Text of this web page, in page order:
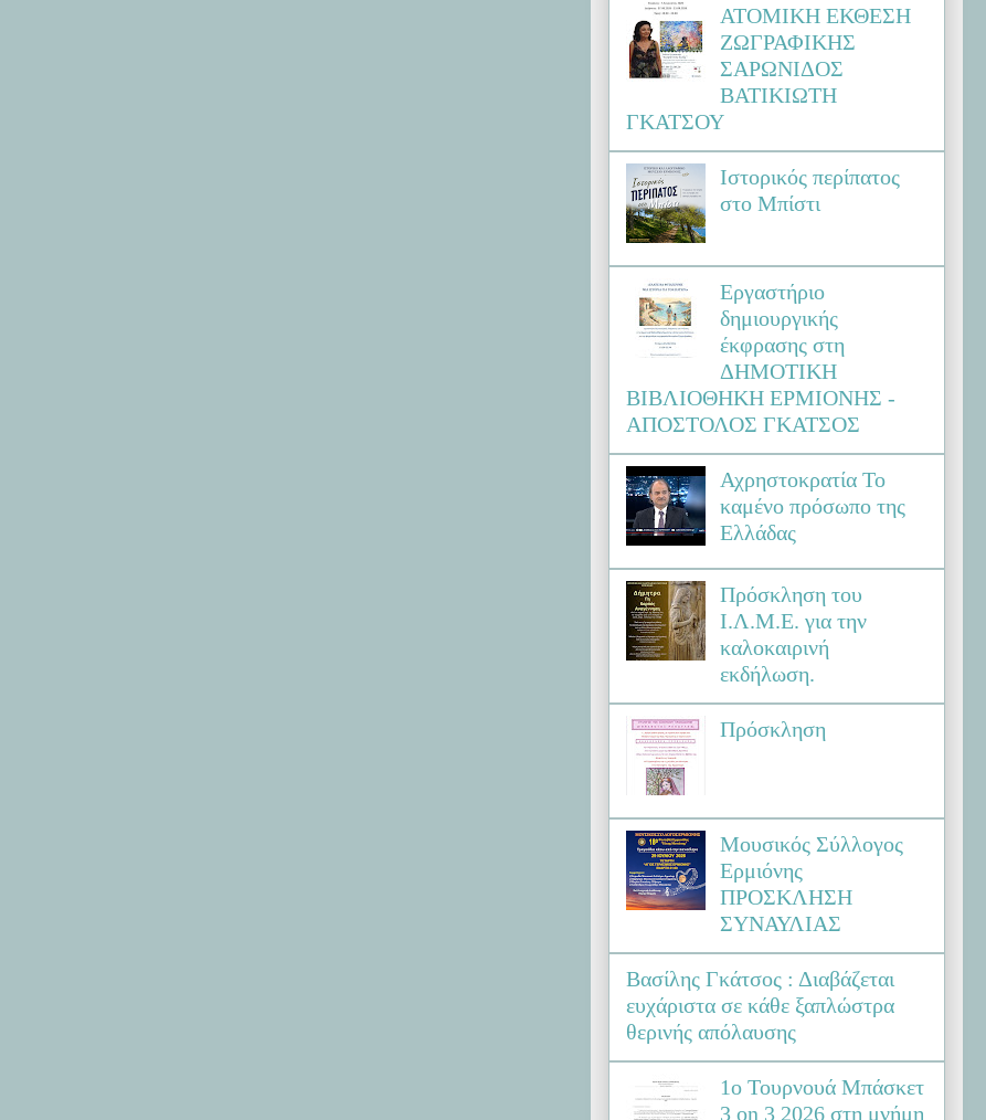
ΑΤΟΜΙΚΗ ΕΚΘΕΣΗ
ΖΩΓΡΑΦΙΚΗΣ
ΣΑΡΩΝΙΔΟΣ
ΒΑΤΙΚΙΩΤΗ
ΓΚΑΤΣΟΥ
Ιστορικός περίπατος
στο Μπίστι
Εργαστήριο
δημιουργικής
έκφρασης στη
ΔΗΜΟΤΙΚΗ
ΒΙΒΛΙΟΘΗΚΗ ΕΡΜΙΟΝΗΣ -
ΑΠΟΣΤΟΛΟΣ ΓΚΑΤΣΟΣ
Αχρηστοκρατία Το
καμένο πρόσωπο της
Ελλάδας
Πρόσκληση του
Ι.Λ.Μ.Ε. για την
καλοκαιρινή
εκδήλωση.
Πρόσκληση
Μουσικός Σύλλογος
Ερμιόνης
ΠΡΟΣΚΛΗΣΗ
ΣΥΝΑΥΛΙΑΣ
Βασίλης Γκάτσος : Διαβάζεται
ευχάριστα σε κάθε ξαπλώστρα
θερινής απόλαυσης
1ο Τουρνουά Μπάσκετ
3 on 3 2026 στη μνήμη